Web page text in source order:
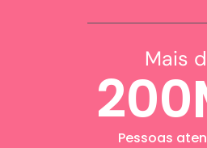
Mais
Pessoas
200